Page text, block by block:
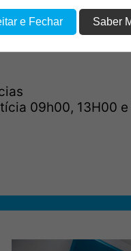
08:00h, 09:00h,
09h00, 13H00
e Fechar Saber